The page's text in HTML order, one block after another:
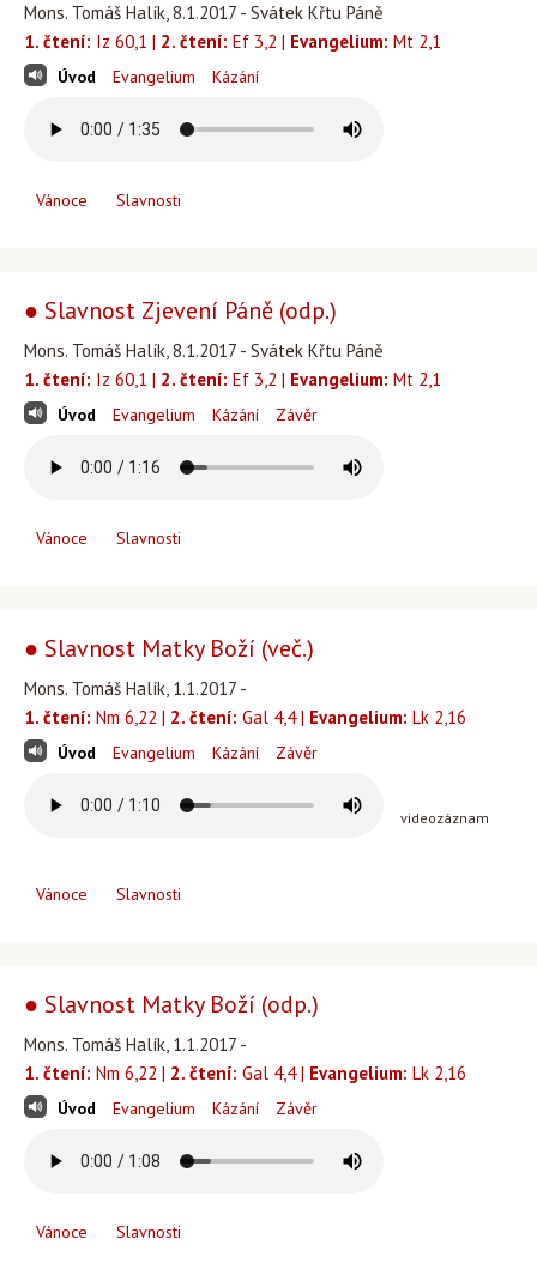
Mons. Tomáš Halík, 8.1.2017 - Svátek Křtu Páně
1. čtení: Iz 60,1 | 2. čtení: Ef 3,2 | Evangelium: Mt 2,1
Úvod Evangelium Kázání
Vánoce Slavnosti
● Slavnost Zjevení Páně (odp.)
Mons. Tomáš Halík, 8.1.2017 - Svátek Křtu Páně
1. čtení: Iz 60,1 | 2. čtení: Ef 3,2 | Evangelium: Mt 2,1
Úvod Evangelium Kázání Závěr
Vánoce Slavnosti
● Slavnost Matky Boží (več.)
Mons. Tomáš Halík, 1.1.2017 -
1. čtení: Nm 6,22 | 2. čtení: Gal 4,4 | Evangelium: Lk 2,16
Úvod Evangelium Kázání Závěr
videozáznam
Vánoce Slavnosti
● Slavnost Matky Boží (odp.)
Mons. Tomáš Halík, 1.1.2017 -
1. čtení: Nm 6,22 | 2. čtení: Gal 4,4 | Evangelium: Lk 2,16
Úvod Evangelium Kázání Závěr
Vánoce Slavnosti